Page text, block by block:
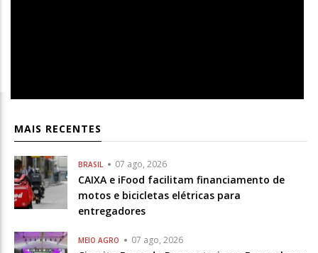
MAIS RECENTES
BRASIL 07 ago, 2026
CAIXA e iFood facilitam financiamento de
motos e bicicletas elétricas para
entregadores
MEIO AGRO 07 ago, 2026